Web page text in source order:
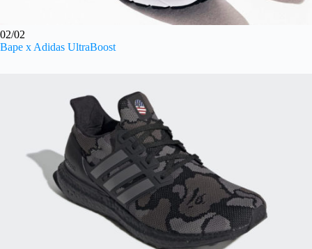
02/02
Bape x Adidas UltraBoost